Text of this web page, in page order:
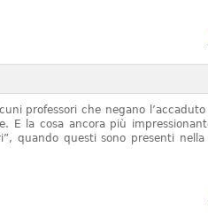
professori che negano
E la cosa ancora più
quando questi sono presenti